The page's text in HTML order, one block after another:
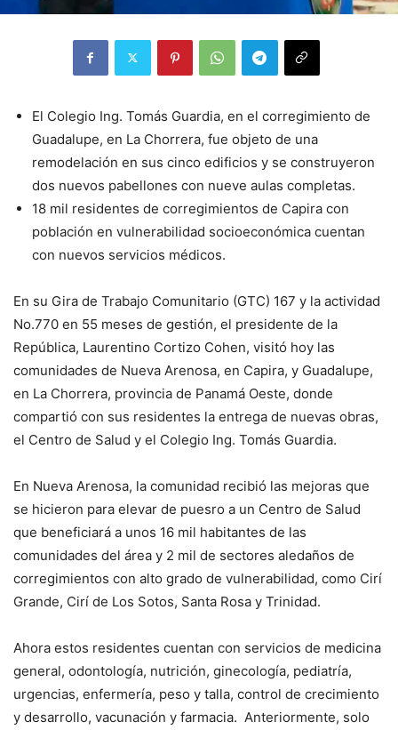
El Colegio Ing. Tomás Guardia, en el corregimiento de
Guadalupe, en La Chorrera, fue objeto de una
remodelación en sus cinco edificios y se construyeron
dos nuevos pabellones con nueve aulas completas.
18 mil residentes de corregimientos de Capira con
población en vulnerabilidad socioeconómica cuentan
con nuevos servicios médicos.
En su Gira de Trabajo Comunitario (GTC) 167 y la actividad
No.770 en 55 meses de gestión, el presidente de la
República, Laurentino Cortizo Cohen, visitó hoy las
comunidades de Nueva Arenosa, en Capira, y Guadalupe,
en La Chorrera, provincia de Panamá Oeste, donde
compartió con sus residentes la entrega de nuevas obras,
el Centro de Salud y el Colegio Ing. Tomás Guardia.
En Nueva Arenosa, la comunidad recibió las mejoras que
se hicieron para elevar de puesro a un Centro de Salud
que beneficiará a unos 16 mil habitantes de las
comunidades del área y 2 mil de sectores aledaños de
corregimientos con alto grado de vulnerabilidad, como Cirí
Grande, Cirí de Los Sotos, Santa Rosa y Trinidad.
Ahora estos residentes cuentan con servicios de medicina
general, odontología, nutrición, ginecología, pediatría,
urgencias, enfermería, peso y talla, control de crecimiento
y desarrollo, vacunación y farmacia. Anteriormente, solo